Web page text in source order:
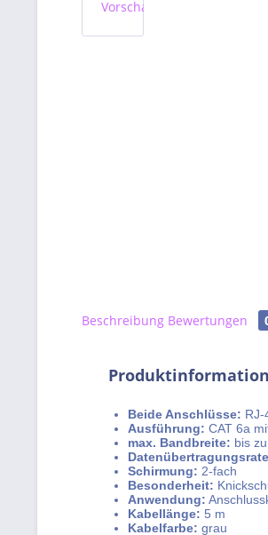
Beschreibung Bewertungen
Beide Anschlüsse: RJ-
Ausführung: CAT 6a
max. Bandbreite: bis
Schirmung: 2-fach
Besonderheit:
Anwendung:
Kabellänge: 5 m
Kabelfarbe: grau